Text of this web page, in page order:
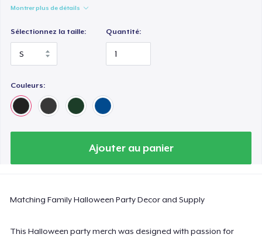
Montrer plus de détails
Sélectionnez la taille: Quantité:
Couleurs:
Ajouter au panier
Matching Family Halloween Party Decor and Supply
This Halloween party merch was designed with passion for
Tru transfer Printed Premium Tee
Tru Transfer Printed Classic Tee
24,99 $US
Classic Long Sleeve Tee
24,99 $US